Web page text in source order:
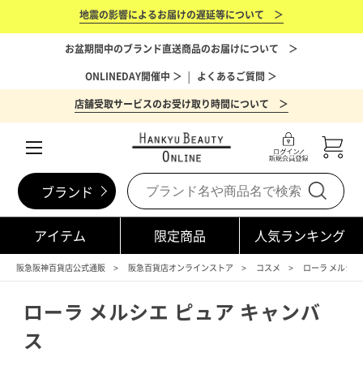
地震の影響によるお届けの遅延等について ＞
お盆期間中のブランド直送商品のお届けについて ＞
ONLINEDAY開催中 ＞ │ よくあるご質問 ＞
店舗受取サービスのお受け取り時間について ＞
ブランド
アイテム 限定商品 人気ランキング
阪急阪神百貨店公式通販 阪急百貨店オンラインストア コスメ ローラ メルシ
ローラ メルシエ ピュア キャンバ
ス